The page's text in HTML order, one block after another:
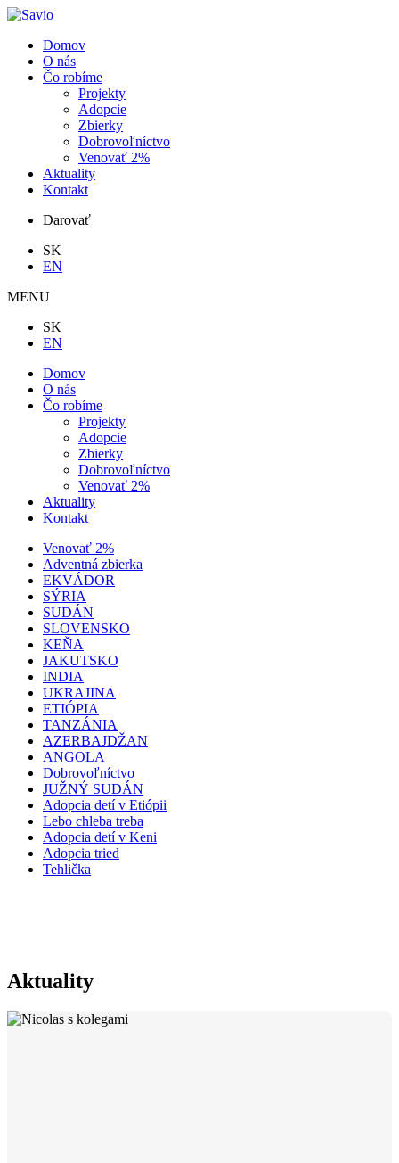
Domov
O nás
Čo robíme
Projekty
Adopcie
Zbierky
Dobrovoľníctvo
Venovať 2%
Aktuality
Kontakt
Darovať
SK
EN
MENU
SK
EN
Domov
O nás
Čo robíme
Projekty
Adopcie
Zbierky
Dobrovoľníctvo
Venovať 2%
Aktuality
Kontakt
Venovať 2%
Adventná zbierka
EKVÁDOR
SÝRIA
SUDÁN
SLOVENSKO
KEŇA
JAKUTSKO
INDIA
UKRAJINA
ETIÓPIA
TANZÁNIA
AZERBAJDŽAN
ANGOLA
Dobrovoľníctvo
JUŽNÝ SUDÁN
Adopcia detí v Etiópii
Lebo chleba treba
Adopcia detí v Keni
Adopcia tried
Tehlička
Aktuality